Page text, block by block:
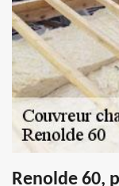
Renolde 60,